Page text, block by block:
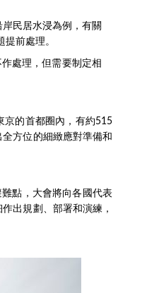
民居水浸為例，有關
前處理。
處理，但需要制定相
京的首都圈內，有約515
方位的細緻應對準備和
點，大會將向各國代表
出規劃、部署和演練，